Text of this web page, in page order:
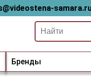
Бренды